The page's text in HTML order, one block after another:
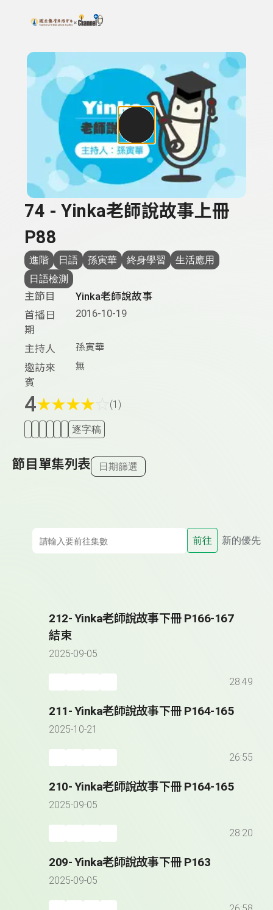
上方功能區塊
搜尋關鍵字：可輸入節目名稱、主持人或關鍵字
74 - Yinka老師說故事上冊
P88
進階 日語 孫寅華 終身學習
生活應用
日語檢測
主節目
Yinka老師說故事
首播日
期
2016-10-19
主持人 孫寅華
邀訪來
賓
無
4★★★★ (1)
逐字稿
節目單集列表 日期篩選
前往 新的優先
212- Yinka老師說故事下冊 P166-167
結束
2025-09-05
28:49
211- Yinka老師說故事下冊 P164-165
2025-10-21
26:55
210- Yinka老師說故事下冊 P164-165
2025-09-05
28:20
209- Yinka老師說故事下冊 P163
2025-09-05